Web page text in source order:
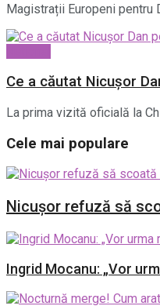
Magistrații Europeni pentru
Ce a căutat Nicușor
La prima vizită oficială la
Cele mai populare
Nicușor refuză să
Ingrid Mocanu: „Vor